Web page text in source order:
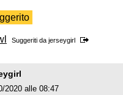
Suggeriti da jerseygirl
2020 alle 08:47